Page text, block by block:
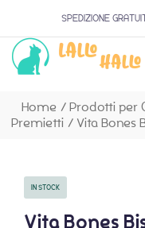
SPEDIZIONE
Home / Prodotti per
Premietti / Vita Bones
IN STOCK
Vita Bones